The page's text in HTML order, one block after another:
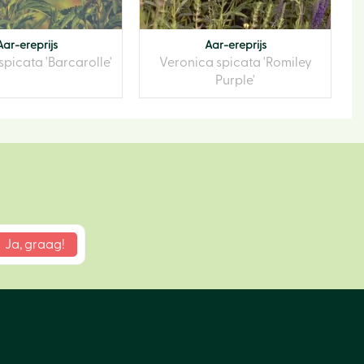
ereprijs
'Barcarolle'
Aar-ereprijs
Veronica spicata 'Romiley
Purple'